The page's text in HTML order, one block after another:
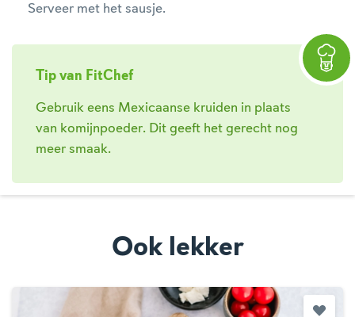
Serveer met het sausje.
Tip van FitChef
Gebruik eens Mexicaanse kruiden in plaats
van komijnpoeder. Dit geeft het gerecht nog
meer smaak.
Ook lekker